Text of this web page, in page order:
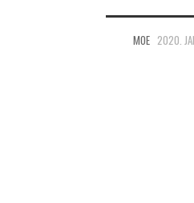
MOE 2020.